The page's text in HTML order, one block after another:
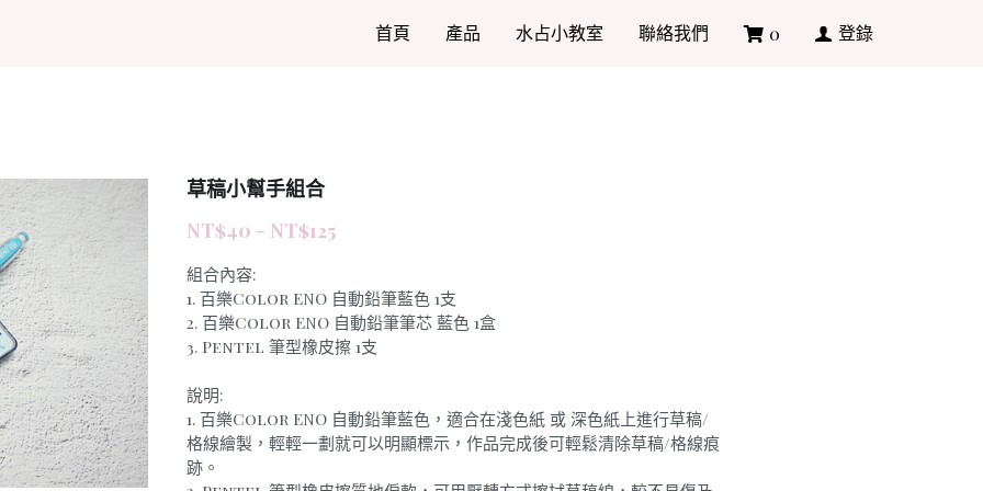
首頁 產品 水占小教室 聯絡我們 0 登錄
草稿小幫手組合
NT$40 - NT$125
組合內容:
1. 百樂Color ENO 自動鉛筆藍色 1支
2. 百樂Color ENO 自動鉛筆筆芯 藍色 1盒
3. Pentel 筆型橡皮擦 1支
說明:
1. 百樂Color ENO 自動鉛筆藍色，適合在淺色紙 或 深色紙上進行草稿/
格線繪製，輕輕一劃就可以明顯標示，作品完成後可輕鬆清除草稿/格線痕
跡。